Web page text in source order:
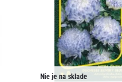
Nie je na sklade